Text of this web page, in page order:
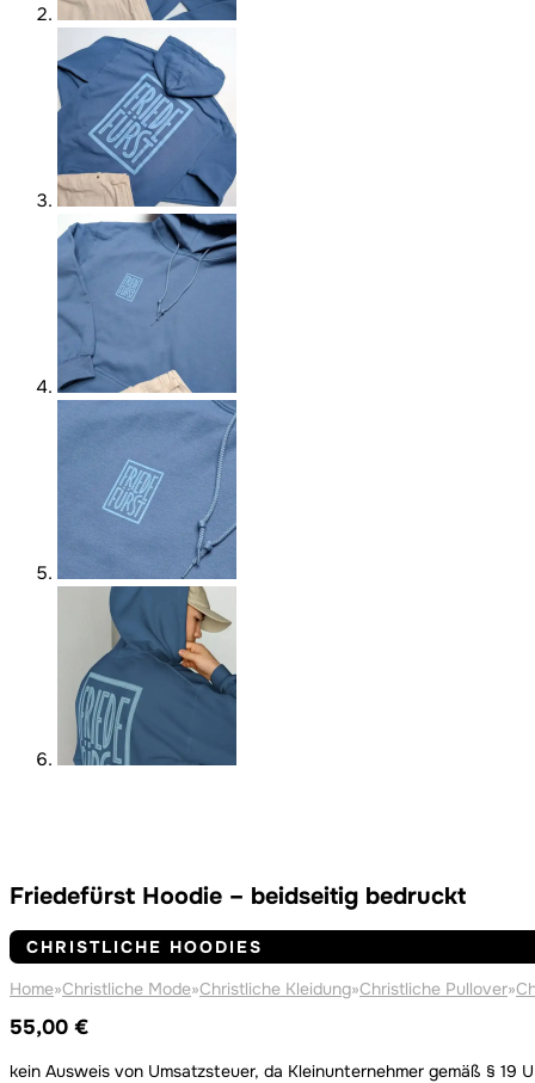
Friedefürst Hoodie – beidseitig bedruckt
CHRISTLICHE HOODIES
Home»Christliche Mode»Christliche Kleidung»Christliche Pullover»
55,00 €
kein Ausweis von Umsatzsteuer, da Kleinunternehmer gemäß § 19